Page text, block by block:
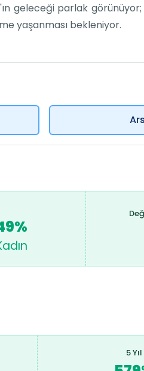
geleceği parlak
yaşanması bekleniyor.
5 Yıl